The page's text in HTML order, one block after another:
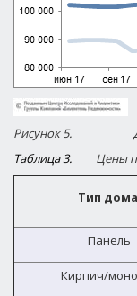
Рисунок 5.
Таблица 3.
Цены
Тип дома
Панель
Кирпич/